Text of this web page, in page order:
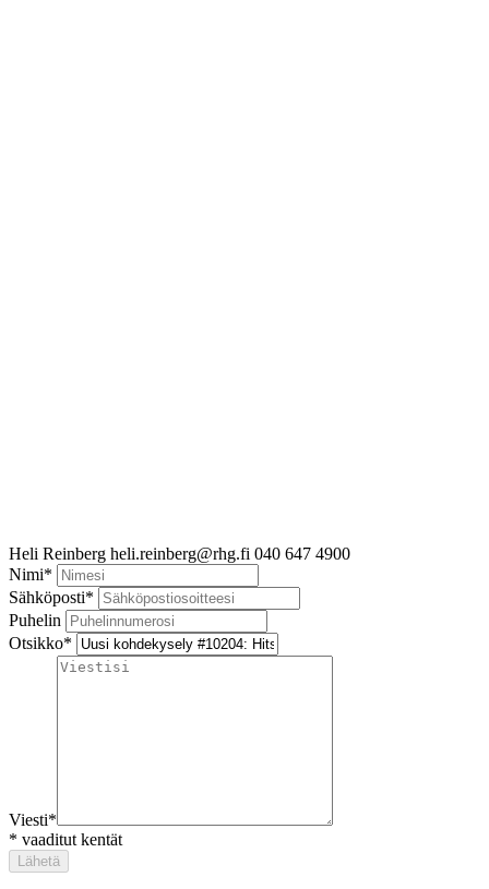
Heli Reinberg heli.reinberg@rhg.fi 040 647 4900
Nimi*
Sähköposti*
Puhelin
Otsikko*
Viesti*
* vaaditut kentät